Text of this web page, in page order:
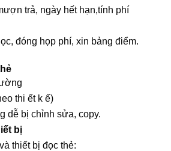
trả, ngày hết hạn,tính phí
đóng họp phí, xin bảng điểm.
thi ết k ế)
dễ bị chỉnh sửa, copy.
bị
thiết bị đọc thẻ: